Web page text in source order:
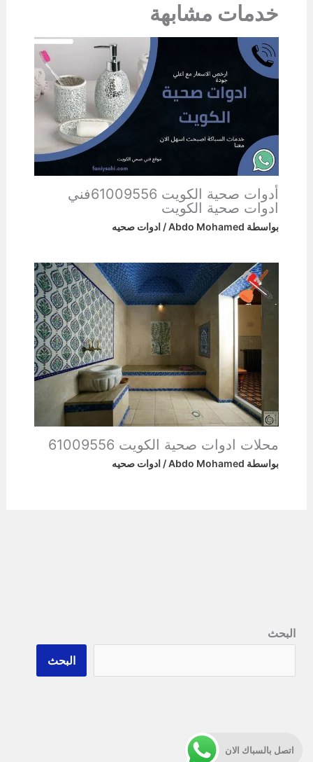
خدمات مشابهة
أدوات صحية الكويت 61009556فني
ادوات صحية الكويت
بواسطة Abdo Mohamed
/ ادوات صحيه
محلات ادوات صحية الكويت 61009556
بواسطة Abdo Mohamed
/ ادوات صحيه
البحث
البحث
اتصل بالسباك الان